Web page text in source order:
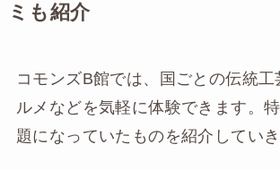
ミも紹介
コモンズB館では、国ごとの伝統
ルメなどを気軽に体験できます。
題になっていたものを紹介していき